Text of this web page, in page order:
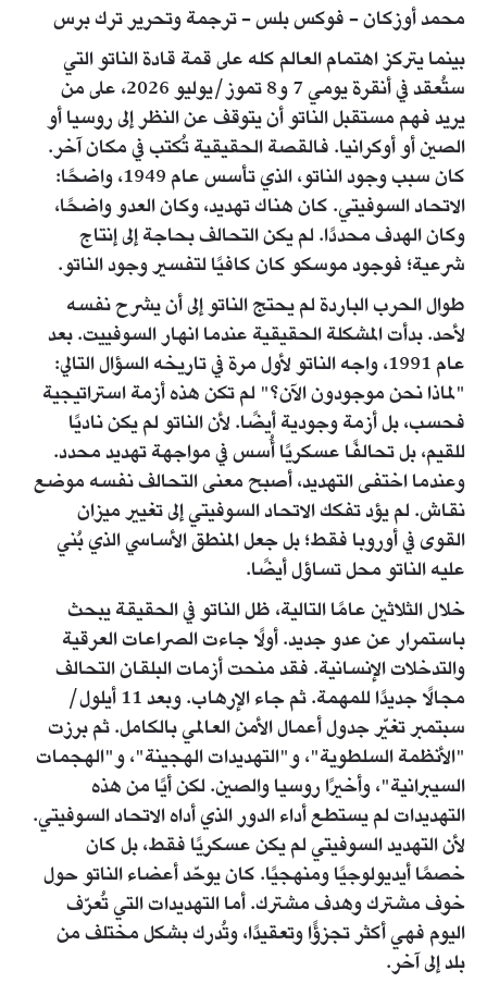
محمد أوزكان - فوكس بلس - ترجمة وتحرير ترك برس
بينما يتركز اهتمام العالم كله على قمة قادة الناتو التي
ستُعقد في أنقرة يومي 7 و8 تموز/يوليو 2026، على من
يريد فهم مستقبل الناتو أن يتوقف عن النظر إلى روسيا أو
الصين أو أوكرانيا. فالقصة الحقيقية تُكتب في مكان آخر.
كان سبب وجود الناتو، الذي تأسس عام 1949، واضحًا:
الاتحاد السوفيتي. كان هناك تهديد، وكان العدو واضحًا،
وكان الهدف محددًا. لم يكن التحالف بحاجة إلى إنتاج
شرعية؛ فوجود موسكو كان كافيًا لتفسير وجود الناتو.
طوال الحرب الباردة لم يحتج الناتو إلى أن يشرح نفسه
لأحد. بدأت المشكلة الحقيقية عندما انهار السوفييت. بعد
عام 1991، واجه الناتو لأول مرة في تاريخه السؤال التالي:
"لماذا نحن موجودون الآن؟" لم تكن هذه أزمة استراتيجية
فحسب، بل أزمة وجودية أيضًا. لأن الناتو لم يكن ناديًا
للقيم، بل تحالفًا عسكريًا أُسس في مواجهة تهديد محدد.
وعندما اختفى التهديد، أصبح معنى التحالف نفسه موضع
نقاش. لم يؤد تفكك الاتحاد السوفيتي إلى تغيير ميزان
القوى في أوروبا فقط؛ بل جعل المنطق الأساسي الذي بُني
عليه الناتو محل تساؤل أيضًا.
خلال الثلاثين عامًا التالية، ظل الناتو في الحقيقة يبحث
باستمرار عن عدو جديد. أولًا جاءت الصراعات العرقية
والتدخلات الإنسانية. فقد منحت أزمات البلقان التحالف
مجالًا جديدًا للمهمة. ثم جاء الإرهاب. وبعد 11 أيلول/
سبتمبر تغيّر جدول أعمال الأمن العالمي بالكامل. ثم برزت
"الأنظمة السلطوية"، و"التهديدات الهجينة"، و"الهجمات
السيبرانية"، وأخيرًا روسيا والصين. لكن أيًا من هذه
التهديدات لم يستطع أداء الدور الذي أداه الاتحاد السوفيتي.
لأن التهديد السوفيتي لم يكن عسكريًا فقط، بل كان
خصمًا أيديولوجيًا ومنهجيًا. كان يوحّد أعضاء الناتو حول
خوف مشترك وهدف مشترك. أما التهديدات التي تُعرّف
اليوم فهي أكثر تجزؤًا وتعقيدًا، وتُدرك بشكل مختلف من
بلد إلى آخر.